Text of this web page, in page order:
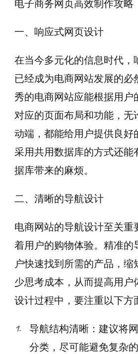
电子商务网页高效制作攻略
一、响应式网页设计
在当今多元化的信息时代，
已经成为电商网站发展的必
秀的电商网站应能根据用户
对应的页面布局和功能，无
动端，都能给用户提供良好
采用共用数据库的方式还能
据库带来的麻烦。
二、清晰的导航设计
电商网站的导航设计至关重
着用户的购物体验。精准的
户快速找到所需的产品，缩
少思考成本，从而提高用户
设计过程中，要注重以下方
导航结构清晰：建议将
分类，尽可能避免复杂的